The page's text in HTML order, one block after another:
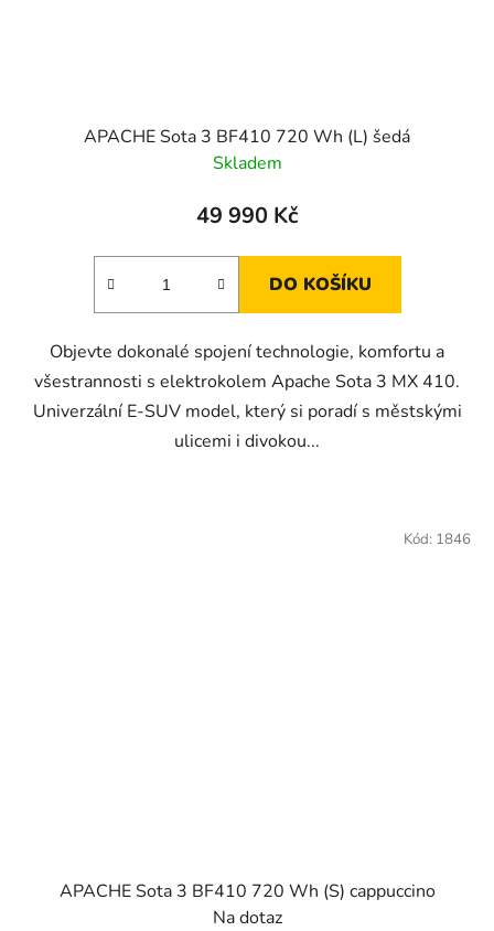
APACHE Sota 3 BF410 720 Wh (L) šedá
Skladem
49 990 Kč
DO KOŠÍKU
Objevte dokonalé spojení technologie, komfortu a
všestrannosti s elektrokolem Apache Sota 3 MX 410.
Univerzální E-SUV model, který si poradí s městskými
ulicemi i divokou...
APACHE Sota 3 BF410 720 Wh (S) cappuccino
Na dotaz
Kód: 1846